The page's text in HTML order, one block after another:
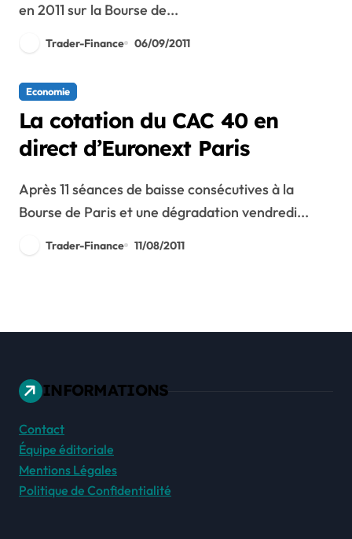
en 2011 sur la Bourse de...
Trader-Finance 06/09/2011
Economie
La cotation du CAC 40 en
direct d’Euronext Paris
Après 11 séances de baisse consécutives à la
Bourse de Paris et une dégradation vendredi...
Trader-Finance 11/08/2011
INFORMATIONS
Contact
Équipe éditoriale
Mentions Légales
Politique de Confidentialité